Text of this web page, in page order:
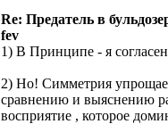
Re: Предатель в
fev
1) В Принципе - я
2) Но! Симметрия
сравнению и выяснению
восприятие , которое